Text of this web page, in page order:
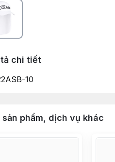
chi tiết
10
sản phẩm, dịch vụ khác